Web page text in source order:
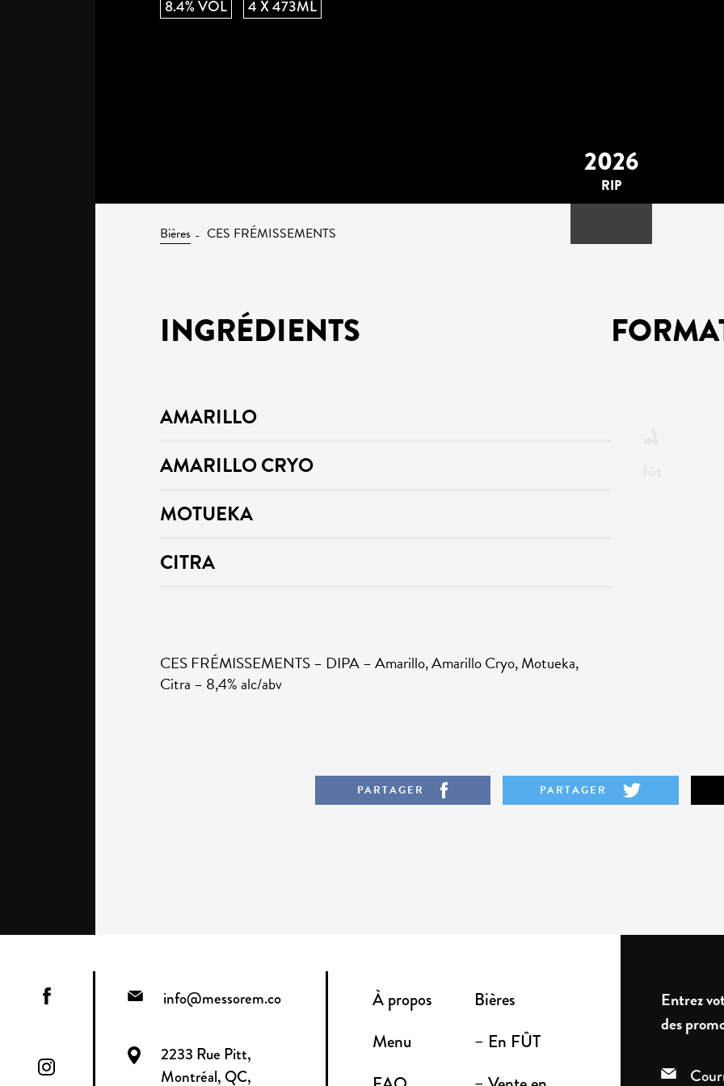
8.4% VOL 4 X 473ML
2026
RIP
Bières CES FRÉMISSEMENTS
INGRÉDIENTS
AMARILLO
AMARILLO CRYO
MOTUEKA
CITRA
CES FRÉMISSEMENTS – DIPA – Amarillo, Amarillo Cryo, Motueka,
Citra – 8,4% alc/abv
PARTAGER PARTAGER
info@messorem.co
2233 Rue Pitt,
Montréal, QC,
À propos
Bières
Menu
– En FÛT
Entrez
des